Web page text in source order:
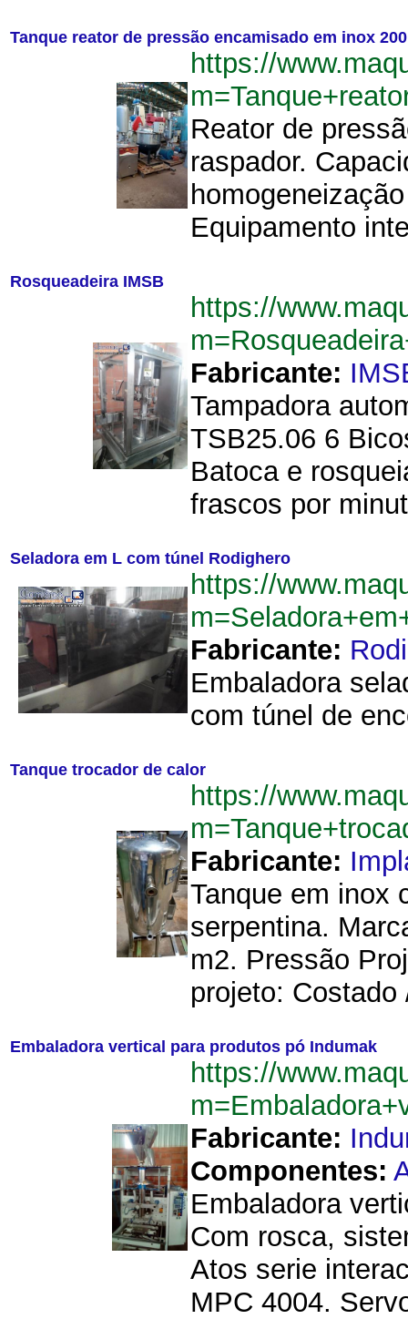
Tanque reator de pressão encamisado em inox
https://
Reator de
raspador.
Equipamento
Rosqueadeira IMSB
https://
Fabricante:
Tampadora
TSB25.06 6
Batoca e
frascos por
Seladora em L com túnel Rodighero
https://
Fabricante:
Embaladora
com túnel de
Tanque trocador de calor
https://
Fabricante:
Tanque em inox
serpentina.
m2. Pressão
projeto:
Embaladora vertical para produtos pó Indumak
https://
Fabricante:
Componentes:
Embaladora
Com rosca,
Atos serie
MPC 4004.